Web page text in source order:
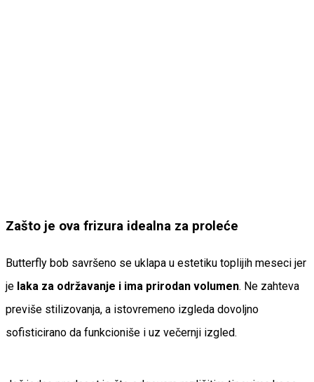
Zašto je ova frizura idealna za proleće
Butterfly bob savršeno se uklapa u estetiku toplijih meseci jer
je laka za održavanje i ima prirodan volumen. Ne zahteva
previše stilizovanja, a istovremeno izgleda dovoljno
sofisticirano da funkcioniše i uz večernji izgled.